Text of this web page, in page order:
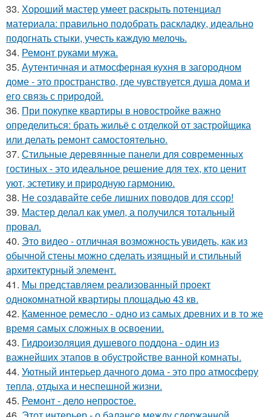
33. Хороший мастер умеет раскрыть потенциал
материала: правильно подобрать раскладку, идеально
подогнать стыки, учесть каждую мелочь.
34. Ремонт руками мужа.
35. Аутентичная и атмосферная кухня в загородном
доме - это пространство, где чувствуется душа дома и
его связь с природой.
36. При покупке квартиры в новостройке важно
определиться: брать жильё с отделкой от застройщика
или делать ремонт самостоятельно.
37. Стильные деревянные панели для современных
гостиных - это идеальное решение для тех, кто ценит
уют, эстетику и природную гармонию.
38. Не создавайте себе лишних поводов для ссор!
39. Мастер делал как умел, а получился тотальный
провал.
40. Это видео - отличная возможность увидеть, как из
обычной стены можно сделать изящный и стильный
архитектурный элемент.
41. Мы представляем реализованный проект
однокомнатной квартиры площадью 43 кв.
42. Каменное ремесло - одно из самых древних и в то же
время самых сложных в освоении.
43. Гидроизоляция душевого поддона - один из
важнейших этапов в обустройстве ванной комнаты.
44. Уютный интерьер дачного дома - это про атмосферу
тепла, отдыха и неспешной жизни.
45. Ремонт - дело непростое.